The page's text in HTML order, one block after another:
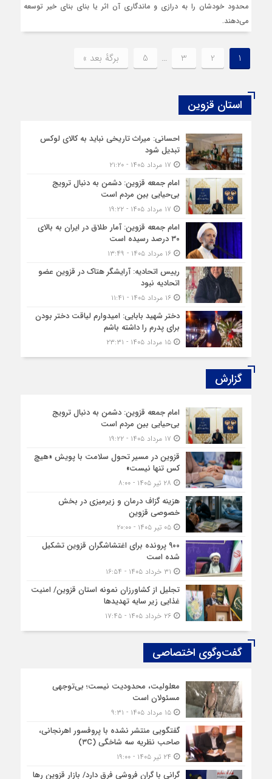
محدود خودشان را به درازی و ماندگاری آن اثر یا بنای بنای خیر توسعه
می‌دهند.
1
2
3
…
5 برگهٔ بعد »
استان قزوین
احسانی: میراث تاریخی نباید به کالای لوکس
تبدیل شود
امام جمعه قزوین: دشمن به دنبال ترویج
بی‌حیایی بین مردم است
امام جمعه قزوین: آمار طلاق در ایران به بالای
۳۰ درصد رسیده است
۱۶ مرداد ۱۴۰۵ - ۱۳:۴۹
رییس اتحادیه: آرایشگر هتاک در قزوین عضو
اتحادیه نبود
۱۶ مرداد ۱۴۰۵ - ۱۱:۴۱
دختر شهید بابایی: امیدوارم لیاقت دختر بودن
برای پدرم را داشته باشم
۱۵ مرداد ۱۴۰۵ - ۲۳:۳۱
گزارش‌
امام جمعه قزوین: دشمن به دنبال ترویج
بی‌حیایی بین مردم است
قزوین در مسیر تحول سلامت با پویش «هیچ‌
کس تنها نیست»
هزینه‌ گزاف درمان و زیرمیزی در بخش
خصوصی قزوین
۰۵ تیر ۱۴۰۵ - ۲۰:۰۰
۹۰۰ پرونده برای اغتشاشگران قزوین تشکیل
شده است
تجلیل از کشاورزان نمونه استان قزوین/ امنیت
غذایی زیر سایه تهدیدها
۲۶ خرداد ۱۴۰۵ - ۱۷:۴۵
گفت‌وگوی اختصاصی
معلولیت، محدودیت نیست؛ بی‌توجهی
مسئولان است
۱۵ مرداد ۱۴۰۵ - ۹:۳۱
گفتگویی منتشر نشده با پروفسور اهرنجانی،
صاحب نظریه سه‌ شاخگی (۳C)
گرانی با گران‌ فروشی فرق دارد/ بازار قزوین رها